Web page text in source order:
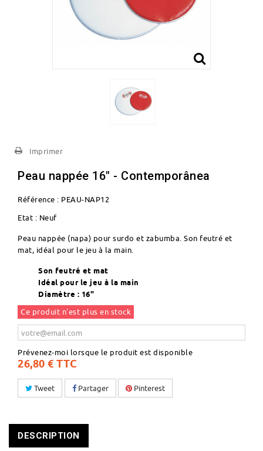
Imprimer
Peau nappée 16" - Contemporânea
Référence : PEAU-NAP12
Etat : Neuf
Peau nappée (napa) pour surdo et zabumba. Son feutré et
mat, idéal pour le jeu à la main.
Son feutré et mat
Idéal pour le jeu à la main
Diamètre : 16"
Ce produit n'est plus en stock
Prévenez-moi lorsque le produit est disponible
26,80 € TTC
Tweet Partager Pinterest
DESCRIPTION